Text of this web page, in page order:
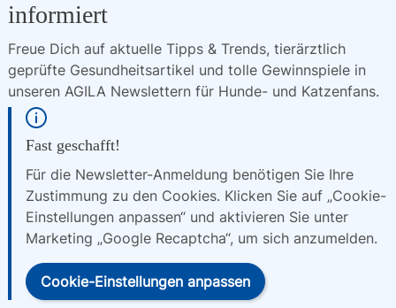
informiert
Freue Dich auf aktuelle Tipps & Trends, tierärztlich
geprüfte Gesundheitsartikel und tolle Gewinnspiele in
unseren AGILA Newslettern für Hunde- und Katzenfans.
Fast geschafft!
Für die Newsletter-Anmeldung benötigen Sie Ihre
Zustimmung zu den Cookies. Klicken Sie auf „Cookie-
Einstellungen anpassen“ und aktivieren Sie unter
Marketing „Google Recaptcha“, um sich anzumelden.
Cookie-Einstellungen anpassen